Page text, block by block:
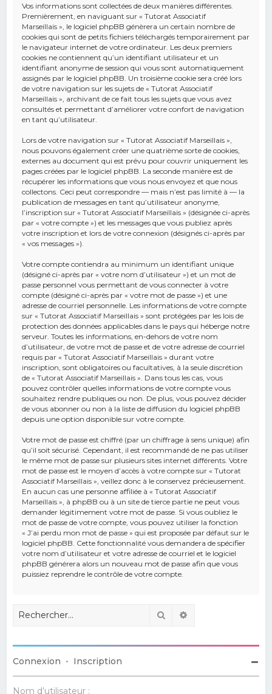
Vos informations sont collectées de deux manières différentes.
Premièrement, en naviguant sur « Tutorat Associatif
Marseillais », le logiciel phpBB génèrera un certain nombre de
cookies qui sont de petits fichiers téléchargés temporairement par
le navigateur internet de votre ordinateur. Les deux premiers
cookies ne contiennent qu’un identifiant utilisateur et un
identifiant anonyme de session qui vous sont automatiquement
assignés par le logiciel phpBB. Un troisième cookie sera créé lors
de votre navigation sur les sujets de « Tutorat Associatif
Marseillais », archivant de ce fait tous les sujets que vous avez
consultés et permettant d’améliorer votre confort de navigation
en tant qu’utilisateur.
Lors de votre navigation sur « Tutorat Associatif Marseillais »,
nous pouvons également créer une quatrième sorte de cookies,
externes au document qui est prévu pour couvrir uniquement les
pages créées par le logiciel phpBB. La seconde manière est de
récupérer les informations que vous nous envoyez et que nous
collectons. Ceci peut correspondre — mais n’est pas limité à — la
publication de messages en tant qu’utilisateur anonyme,
l’inscription sur « Tutorat Associatif Marseillais » (désignée ci-après
par « votre compte ») et les messages que vous publiez après
votre inscription et lors de votre connexion (désignés ci-après par
« vos messages »).
Votre compte contiendra au minimum un identifiant unique
(désigné ci-après par « votre nom d’utilisateur ») et un mot de
passe personnel vous permettant de vous connecter à votre
compte (désigné ci-après par « votre mot de passe ») et une
adresse de courriel personnelle. Les informations de votre compte
sur « Tutorat Associatif Marseillais » sont protégées par les lois de
protection des données applicables dans le pays qui héberge notre
serveur. Toutes les informations, en-dehors de votre nom
d’utilisateur, de votre mot de passe et de votre adresse de courriel
requis par « Tutorat Associatif Marseillais » durant votre
inscription, sont obligatoires ou facultatives, à la seule discrétion
de « Tutorat Associatif Marseillais ». Dans tous les cas, vous
pouvez contrôler quelles informations de votre compte vous
souhaitez rendre publiques ou non. De plus, vous pouvez décider
de vous abonner ou non à la liste de diffusion du logiciel phpBB
depuis une option disponible sur votre compte.
Votre mot de passe est chiffré (par un chiffrage à sens unique) afin
qu’il soit sécurisé. Cependant, il est recommandé de ne pas utiliser
le même mot de passe sur plusieurs sites internet différents. Votre
mot de passe est le moyen d’accès à votre compte sur « Tutorat
Associatif Marseillais », veillez donc à le conservez précieusement.
En aucun cas une personne affiliée à « Tutorat Associatif
Marseillais », à phpBB ou à un site de tierce partie ne peut vous
demander légitimement votre mot de passe. Si vous oubliez le
mot de passe de votre compte, vous pouvez utiliser la fonction
« J’ai perdu mon mot de passe » qui est proposée par défaut sur le
logiciel phpBB. Cette fonctionnalité vous demandera de spécifier
votre nom d’utilisateur et votre adresse de courriel et le logiciel
phpBB générera alors un nouveau mot de passe afin que vous
puissiez reprendre le contrôle de votre compte.
Rechercher
Connexion • Inscription
Nom d’utilisateur :